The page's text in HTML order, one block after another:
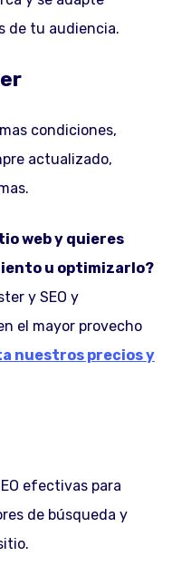
de tu audiencia.
condiciones,
actualizado,
web y quieres
u optimizarlo?
y SEO y
el mayor provecho
nuestros precios y
efectivas para
de búsqueda y